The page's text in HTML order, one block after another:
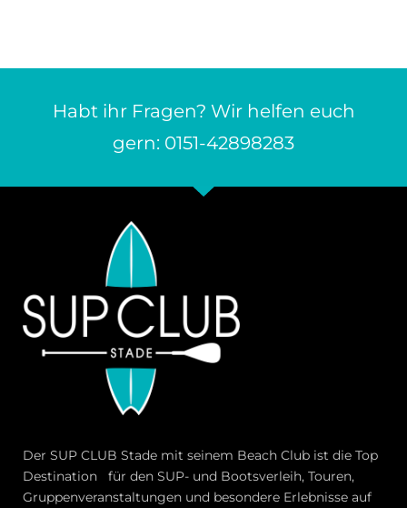
Habt ihr Fragen? Wir helfen euch
gern: 0151-42898283
Der SUP CLUB Stade mit seinem Beach Club ist die Top
Destination für den SUP- und Bootsverleih, Touren,
Gruppenveranstaltungen und besondere Erlebnisse auf